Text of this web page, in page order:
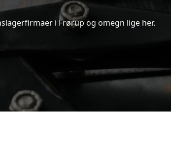
i Frørup og omegn lige her.